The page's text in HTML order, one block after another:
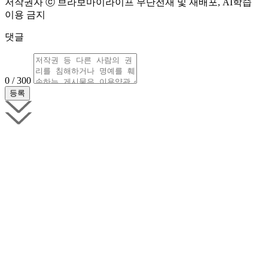
저작권자 ⓒ 브라보마이라이프 무단전재 및 재배포, AI학습
이용 금지
댓글
0 / 300